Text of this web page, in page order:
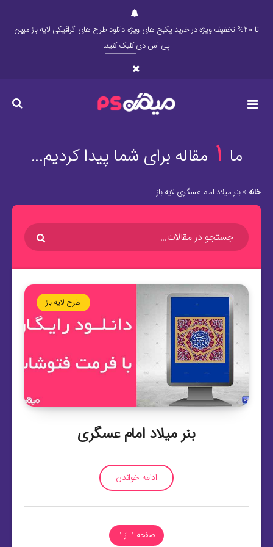
تا 20% تخفیف ویژه در خرید پکیج های ویژه دانلود طرح های گرافیکی لایه باز میهن
پی اس دیکلیک کنید.
ما 1 مقاله برای شما پیدا کردیم...
خانه »بنر میلاد امام عسگری لایه باز
طرح لایه باز
بنر میلاد امام عسگری
ادامه خواندن
صفحه 1 از 1